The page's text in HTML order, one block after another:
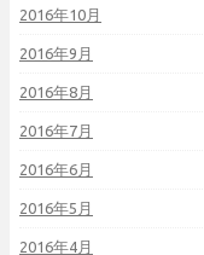
2016年10月
2016年9月
2016年8月
2016年7月
2016年6月
2016年5月
2016年4月